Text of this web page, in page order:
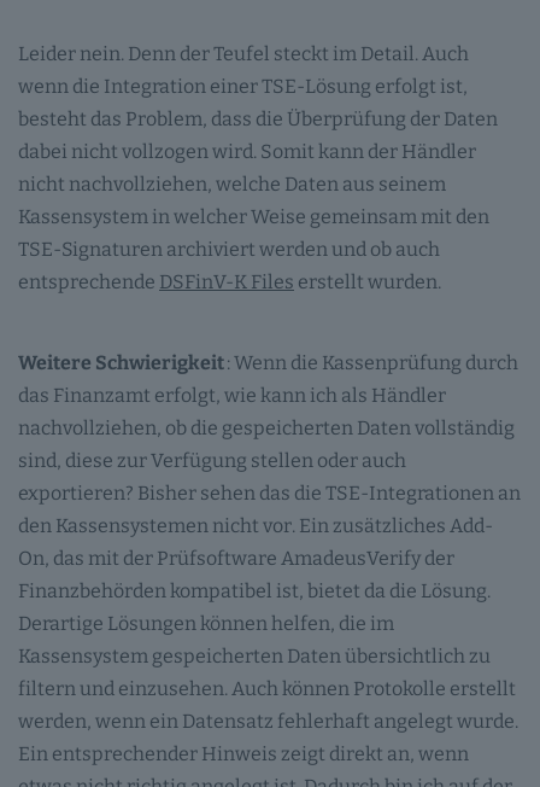
Leider nein. Denn der Teufel steckt im Detail. Auch
wenn die Integration einer TSE-Lösung erfolgt ist,
besteht das Problem, dass die Überprüfung der Daten
dabei nicht vollzogen wird. Somit kann der Händler
nicht nachvollziehen, welche Daten aus seinem
Kassensystem in welcher Weise gemeinsam mit den
TSE-Signaturen archiviert werden und ob auch
entsprechende DSFinV-K Files erstellt wurden.
Weitere Schwierigkeit: Wenn die Kassenprüfung durch
das Finanzamt erfolgt, wie kann ich als Händler
nachvollziehen, ob die gespeicherten Daten vollständig
sind, diese zur Verfügung stellen oder auch
exportieren? Bisher sehen das die TSE-Integrationen an
den Kassensystemen nicht vor. Ein zusätzliches Add-
On, das mit der Prüfsoftware AmadeusVerify der
Finanzbehörden kompatibel ist, bietet da die Lösung.
Derartige Lösungen können helfen, die im
Kassensystem gespeicherten Daten übersichtlich zu
filtern und einzusehen. Auch können Protokolle erstellt
werden, wenn ein Datensatz fehlerhaft angelegt wurde.
Ein entsprechender Hinweis zeigt direkt an, wenn